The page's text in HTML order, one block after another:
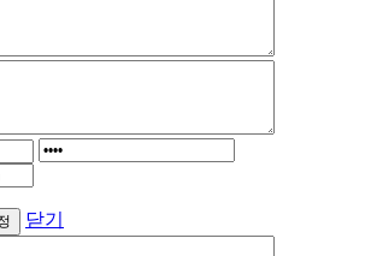
닫기